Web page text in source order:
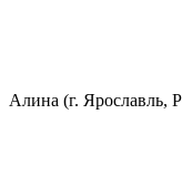
Алина (г. Ярославль,